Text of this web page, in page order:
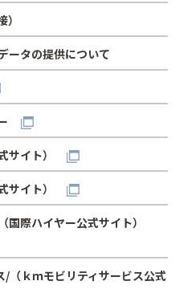
ータの提供について
サイト）
サイト）
国際ハイヤー公式サイト）
（ｋｍモビリティサービス公式